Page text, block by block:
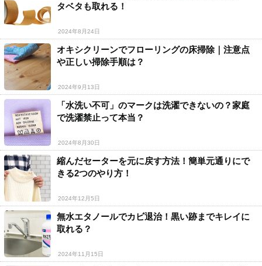
タベタも取れる！
2024年8月24日
オキシクリーンでフローリングの床掃除｜注意点
や正しい掃除手順は？
2024年9月13日
「水洗い不可」のマークは洗濯できないの？家庭
で洗濯禁止って本当？
2024年8月30日
縮んだセーターを元に戻す方法！簡単元通りにで
きる2つのやり方！
2024年12月5日
無水エタノールでカビ退治！黒い跡までキレイに
取れる？
2024年11月15日